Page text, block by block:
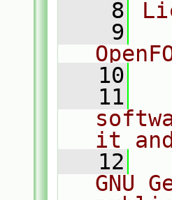
    8
    9
   10
   11
it
   12
GNU